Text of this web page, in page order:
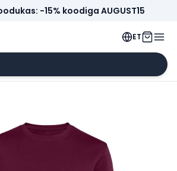
-15% koodiga AUGUST15
ET